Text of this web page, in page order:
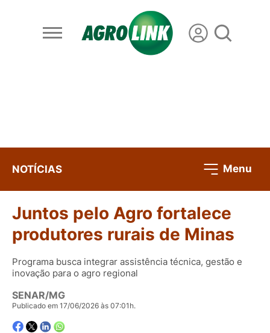
NOTÍCIAS Menu
Juntos pelo Agro fortalece
produtores rurais de Minas
Programa busca integrar assistência técnica, gestão e
inovação para o agro regional
SENAR/MG
Publicado em 17/06/2026 às 07:01h.